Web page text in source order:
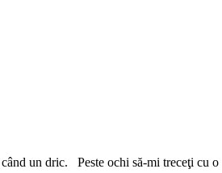
un dric. Peste ochi să-mi treceţi cu